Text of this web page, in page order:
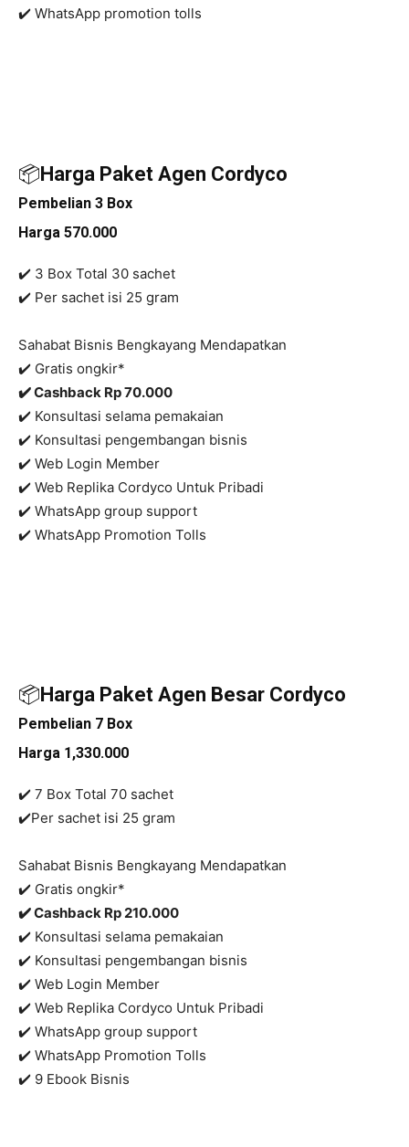
✔️ WhatsApp promotion tolls
📦Harga Paket Agen Cordyco
Pembelian 3 Box
Harga 570.000
✔️ 3 Box Total 30 sachet
✔️ Per sachet isi 25 gram
Sahabat Bisnis Bengkayang Mendapatkan
✔️ Gratis ongkir*
✔️ Cashback Rp 70.000
✔️ Konsultasi selama pemakaian
✔️ Konsultasi pengembangan bisnis
✔️ Web Login Member
✔️ Web Replika Cordyco Untuk Pribadi
✔️ WhatsApp group support
✔️ WhatsApp Promotion Tolls
📦Harga Paket Agen Besar Cordyco
Pembelian 7 Box
Harga 1,330.000
✔️ 7 Box Total 70 sachet
✔️Per sachet isi 25 gram
Sahabat Bisnis Bengkayang Mendapatkan
✔️ Gratis ongkir*
✔️ Cashback Rp 210.000
✔️ Konsultasi selama pemakaian
✔️ Konsultasi pengembangan bisnis
✔️ Web Login Member
✔️ Web Replika Cordyco Untuk Pribadi
✔️ WhatsApp group support
✔️ WhatsApp Promotion Tolls
✔️ 9 Ebook Bisnis